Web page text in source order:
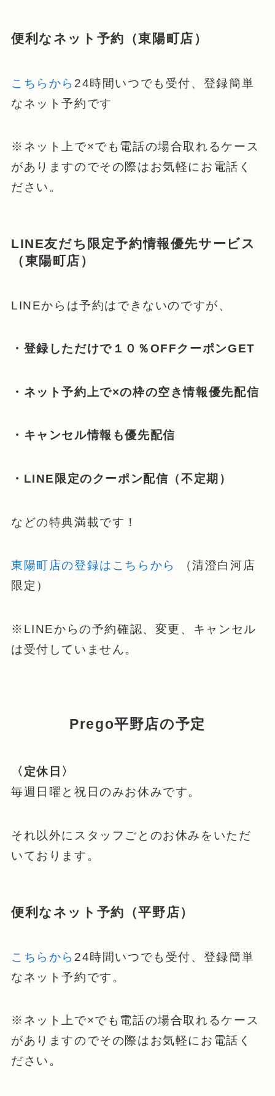
便利なネット予約（東陽町店）
こちらから 24時間いつでも受付、登録簡単
なネット予約です
※ネット上で×でも電話の場合取れるケース
がありますのでその際はお気軽にお電話く
ださい。
LINE友だち限定予約情報優先サービス
（東陽町店）
LINEからは予約はできないのですが、
・登録しただけで１０％OFFクーポンGET
・ネット予約上で×の枠の空き情報優先配信
・キャンセル情報も優先配信
・LINE限定のクーポン配信（不定期）
などの特典満載です！
東陽町店の登録はこちらから
（清澄白河店
限定）
※LINEからの予約確認、変更、キャンセル
は受付していません。
Prego平野店の予定
〈定休日〉
毎週日曜と祝日のみお休みです。
それ以外にスタッフごとのお休みをいただ
いております。
便利なネット予約（平野店）
こちらから 24時間いつでも受付、登録簡単
なネット予約です。
※ネット上で×でも電話の場合取れるケース
がありますのでその際はお気軽にお電話く
ださい。